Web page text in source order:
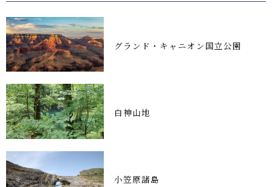
グランド・キャニオン国立公園
白神山地
小笠原諸島